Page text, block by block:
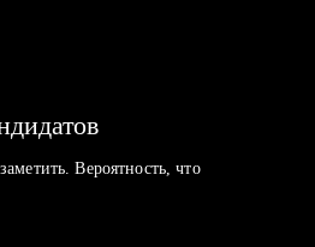
Вероятность, что